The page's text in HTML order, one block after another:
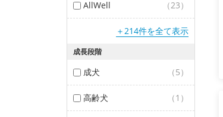
AllWell （23）
＋214件を全て表示
成長段階
成犬 （5）
高齢犬 （1）